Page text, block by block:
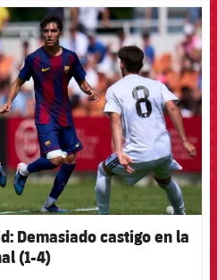
FCB Barcelona badge
Demasiado castigo en la
(1-4)